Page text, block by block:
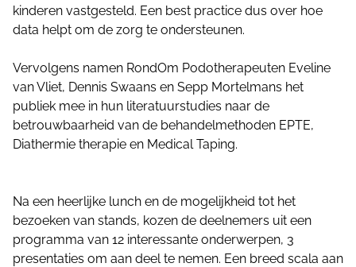
kinderen vastgesteld. Een best practice dus over hoe
data helpt om de zorg te ondersteunen.
Vervolgens namen RondOm Podotherapeuten Eveline
van Vliet, Dennis Swaans en Sepp Mortelmans het
publiek mee in hun literatuurstudies naar de
betrouwbaarheid van de behandelmethoden EPTE,
Diathermie therapie en Medical Taping.
Na een heerlijke lunch en de mogelijkheid tot het
bezoeken van stands, kozen de deelnemers uit een
programma van 12 interessante onderwerpen, 3
presentaties om aan deel te nemen. Een breed scala aan